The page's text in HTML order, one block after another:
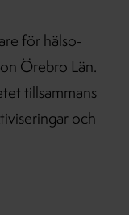
för hälso-
Örebro Län.
tillsammans
och